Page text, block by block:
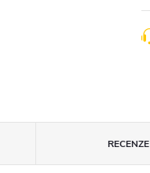
RECENZE